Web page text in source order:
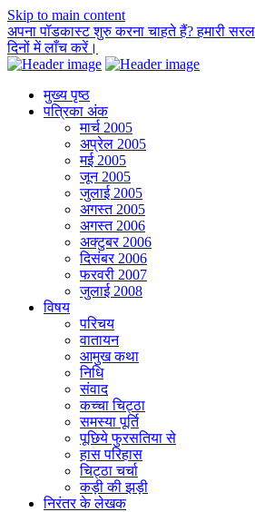
Skip to main content
अपना पॉडकास्ट शुरु करना चाहते हैं? हमारी सरल
दिनों में लाँच करें।
मुख्य पृष्ठ
पत्रिका अंक
मार्च 2005
अप्रेल 2005
मई 2005
जून 2005
जुलाई 2005
अगस्त 2005
अगस्त 2006
अक्टुबर 2006
दिसंबर 2006
फरवरी 2007
जुलाई 2008
विषय
परिचय
वातायन
आमुख कथा
निधि
संवाद
कच्चा चिट्ठा
समस्या पूर्ति
पूछिये फुरसतिया से
हास परिहास
चिट्ठा चर्चा
कड़ी की झड़ी
निरंतर के लेखक